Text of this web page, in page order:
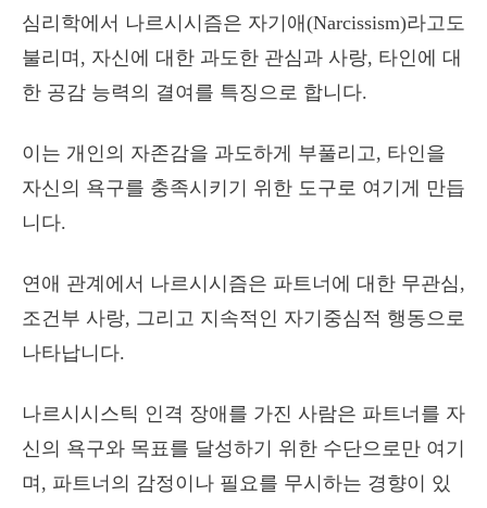
심리학에서 나르시시즘은 자기애(Narcissism)라고도
불리며, 자신에 대한 과도한 관심과 사랑, 타인에 대
한 공감 능력의 결여를 특징으로 합니다.
이는 개인의 자존감을 과도하게 부풀리고, 타인을
자신의 욕구를 충족시키기 위한 도구로 여기게 만듭
니다.
연애 관계에서 나르시시즘은 파트너에 대한 무관심,
조건부 사랑, 그리고 지속적인 자기중심적 행동으로
나타납니다.
나르시시스틱 인격 장애를 가진 사람은 파트너를 자
신의 욕구와 목표를 달성하기 위한 수단으로만 여기
며, 파트너의 감정이나 필요를 무시하는 경향이 있